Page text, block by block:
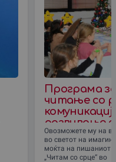
Програма
читање со
развивање
при
Скопје
Овозможете му на
во светот на
моќта на пишаниот
„Читам со срце“ во